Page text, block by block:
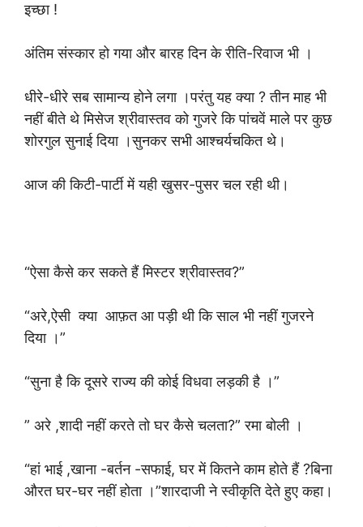
इच्छा !
अंतिम संस्कार हो गया और बारह दिन के रीति-रिवाज भी ।
धीरे-धीरे सब सामान्य होने लगा ।परंतु यह क्या ? तीन माह भी
नहीं बीते थे मिसेज श्रीवास्तव को गुजरे कि पांचवें माले पर कुछ
शोरगुल सुनाई दिया ।सुनकर सभी आश्चर्यचकित थे।
आज की किटी-पार्टी में यही खुसर-पुसर चल रही थी।
“ऐसा कैसे कर सकते हैं मिस्टर श्रीवास्तव?”
“अरे,ऐसी क्या आफ़त आ पड़ी थी कि साल भी नहीं गुजरने
दिया ।”
“सुना है कि दूसरे राज्य की कोई विधवा लड़की है ।”
” अरे ,शादी नहीं करते तो घर कैसे चलता?” रमा बोली ।
“हां भाई ,खाना -बर्तन -सफाई, घर में कितने काम होते हैं ?बिना
औरत घर-घर नहीं होता ।”शारदाजी ने स्वीकृति देते हुए कहा।